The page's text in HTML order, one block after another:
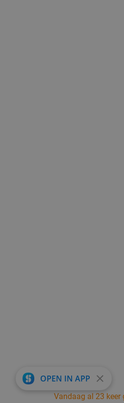
Vandaag al 23 keer
OPEN IN APP close